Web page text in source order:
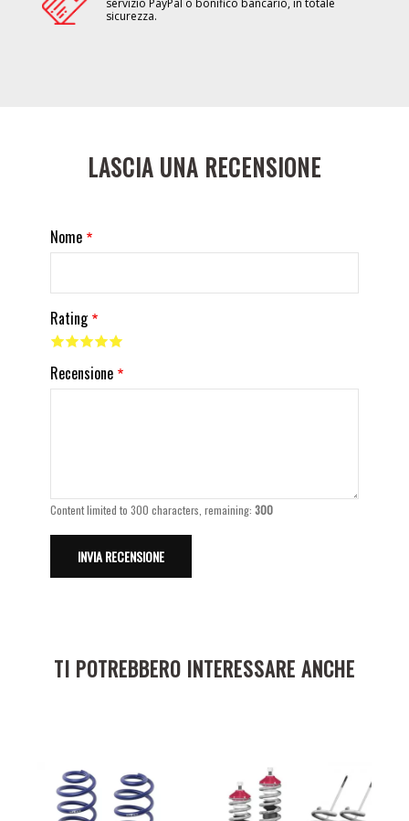
servizio PayPal o bonifico bancario, in totale
sicurezza.
LASCIA UNA RECENSIONE
Nome
Rating
Recensione
Content limited to 300 characters, remaining:300
TI POTREBBERO INTERESSARE ANCHE